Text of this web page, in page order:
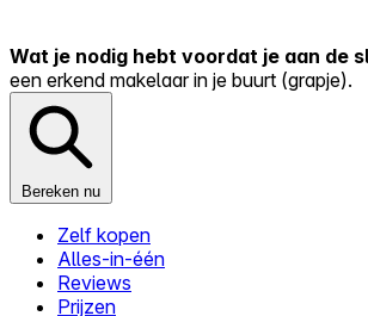
Wat je nodig hebt voordat je aan de
een erkend makelaar in je buurt (grapje).
Bereken nu
Zelf kopen
Alles-in-één
Reviews
Prijzen